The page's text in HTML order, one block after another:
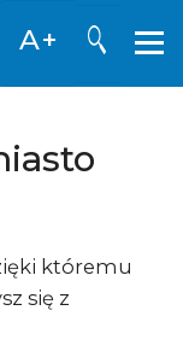
A+
któremu
się z